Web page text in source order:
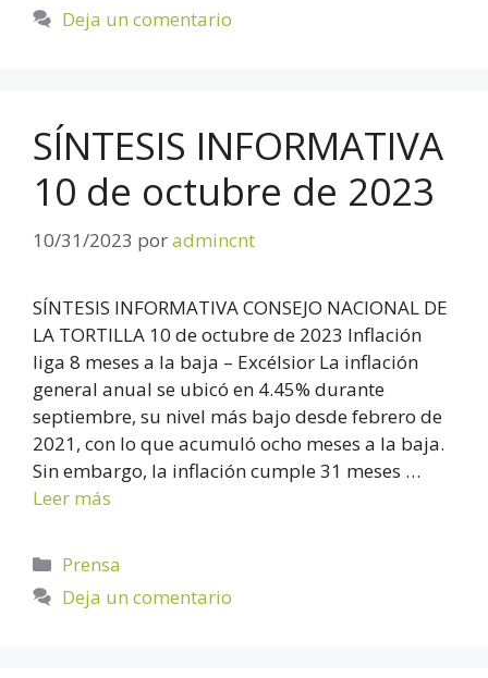
Deja un comentario
SÍNTESIS INFORMATIVA
10 de octubre de 2023
10/31/2023 poradmincnt
SÍNTESIS INFORMATIVA CONSEJO NACIONAL DE
LA TORTILLA 10 de octubre de 2023 Inflación
liga 8 meses a la baja – Excélsior La inflación
general anual se ubicó en 4.45% durante
septiembre, su nivel más bajo desde febrero de
2021, con lo que acumuló ocho meses a la baja.
Sin embargo, la inflación cumple 31 meses …
Leer más
Prensa
Deja un comentario